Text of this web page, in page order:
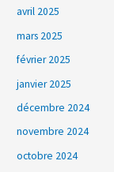
avril 2025
mars 2025
février 2025
janvier 2025
décembre 2024
novembre 2024
octobre 2024